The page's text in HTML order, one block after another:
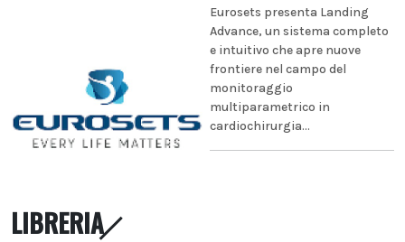
Eurosets presenta Landing
Advance, un sistema completo
e intuitivo che apre nuove
frontiere nel campo del
monitoraggio
multiparametrico in
cardiochirurgia...
LIBRERIA